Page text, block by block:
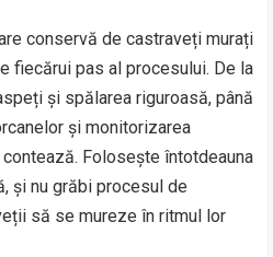
conservă de castraveți murați
fiecărui pas al procesului. De la
și spălarea riguroasă, până
și monitorizarea
Folosește întotdeauna
și nu grăbi procesul de
să se mureze în ritmul lor